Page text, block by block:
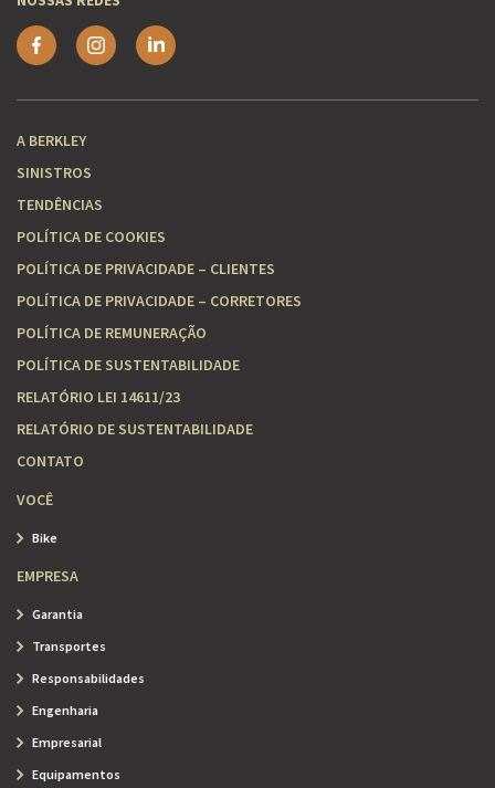
A BERKLEY
SINISTROS
TENDÊNCIAS
POLÍTICA DE COOKIES
POLÍTICA DE PRIVACIDADE – CLIENTES
POLÍTICA DE PRIVACIDADE – CORRETORES
POLÍTICA DE REMUNERAÇÃO
POLÍTICA DE SUSTENTABILIDADE
RELATÓRIO LEI 14611/23
RELATÓRIO DE SUSTENTABILIDADE
CONTATO
VOCÊ
Bike
EMPRESA
Garantia
Transportes
Responsabilidades
Engenharia
Empresarial
Equipamentos